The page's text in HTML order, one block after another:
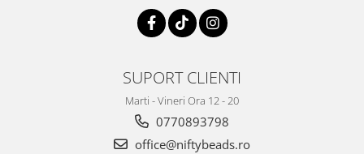
SUPORT CLIENTI
Marti - Vineri Ora 12 - 20
0770893798
office@niftybeads.ro